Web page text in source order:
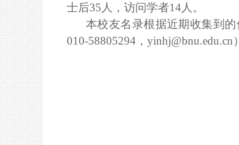
士后35人，访问学者14人 。
本校友名录根据近期收集到的
010-58805294 ， yinhj@bnu.edu.cn